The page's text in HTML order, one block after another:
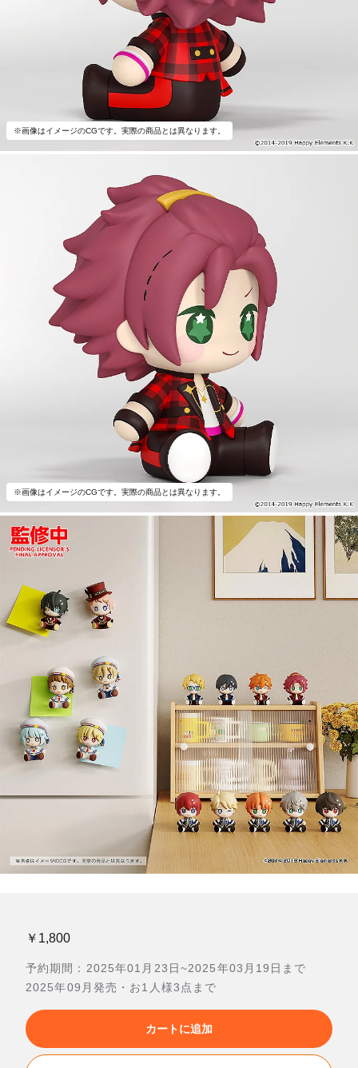
※画像はイメージのCGです。実際の商品とは異なります。
※画像はイメージのCGです。実際の商品とは異なります。
￥1,800
予約期間：2025年01月23日~2025年03月19日まで
2025年09月発売・お1人様3点まで
カートに追加